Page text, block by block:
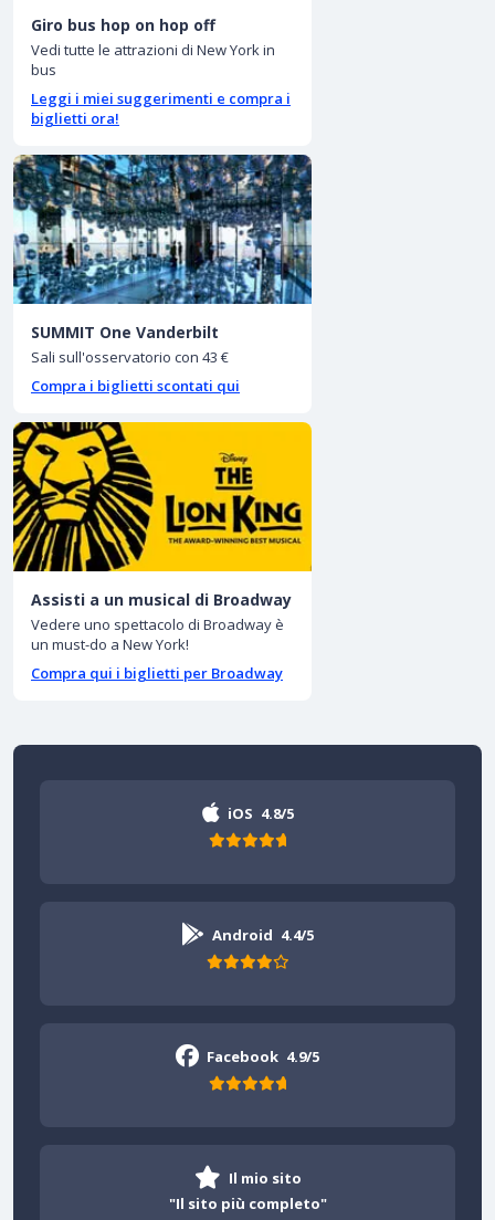
Giro bus hop on hop off
Vedi tutte le attrazioni di New York in
bus
Leggi i miei suggerimenti e compra i
biglietti ora!
SUMMIT One Vanderbilt
Sali sull'osservatorio con 43 €
Compra i biglietti scontati qui
Assisti a un musical di Broadway
Vedere uno spettacolo di Broadway è
un must-do a New York!
Compra qui i biglietti per Broadway
iOS 4.8/5
Android 4.4/5
Facebook 4.9/5
Il mio sito
"Il sito più completo"